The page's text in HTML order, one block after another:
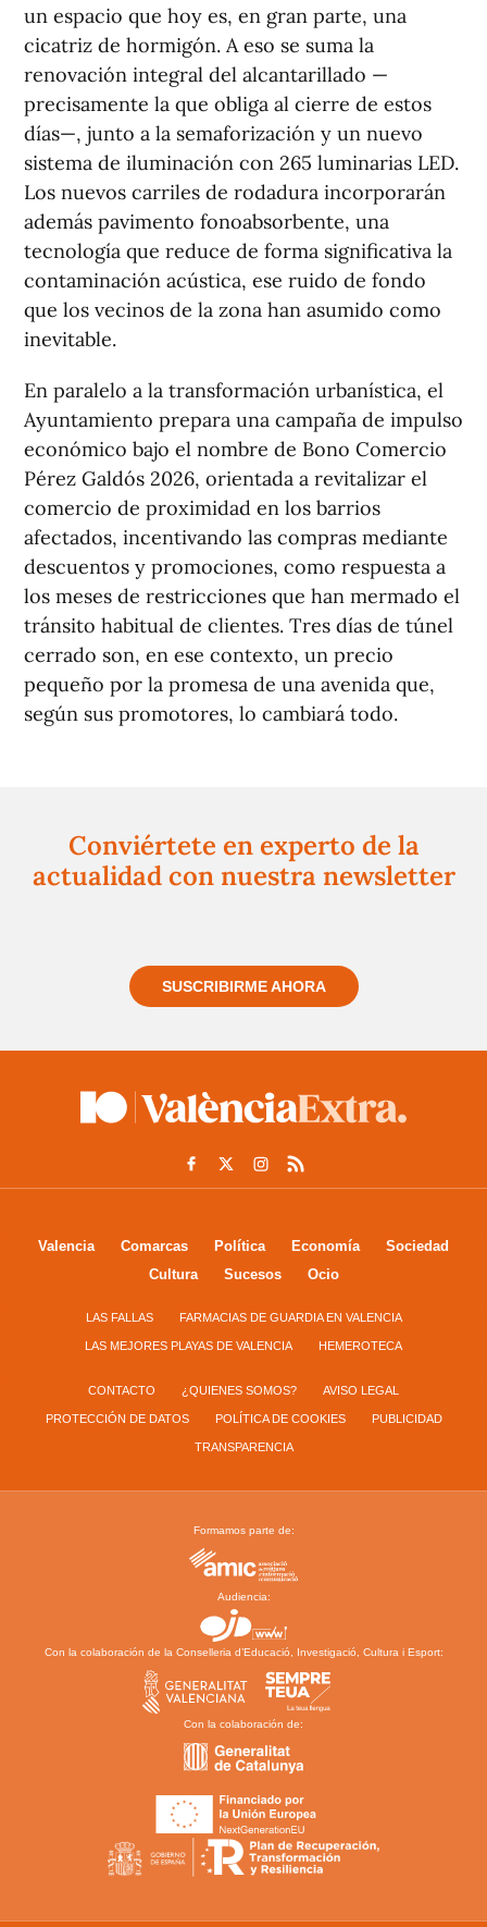
un espacio que hoy es, en gran parte, una
cicatriz de hormigón. A eso se suma la
renovación integral del alcantarillado —
precisamente la que obliga al cierre de estos
días—, junto a la semaforización y un nuevo
sistema de iluminación con 265 luminarias LED.
Los nuevos carriles de rodadura incorporarán
además pavimento fonoabsorbente, una
tecnología que reduce de forma significativa la
contaminación acústica, ese ruido de fondo
que los vecinos de la zona han asumido como
inevitable.
En paralelo a la transformación urbanística, el
Ayuntamiento prepara una campaña de impulso
económico bajo el nombre de Bono Comercio
Pérez Galdós 2026, orientada a revitalizar el
comercio de proximidad en los barrios
afectados, incentivando las compras mediante
descuentos y promociones, como respuesta a
los meses de restricciones que han mermado el
tránsito habitual de clientes. Tres días de túnel
cerrado son, en ese contexto, un precio
pequeño por la promesa de una avenida que,
según sus promotores, lo cambiará todo.
Conviértete en experto de la
actualidad con nuestra newsletter
SUSCRIBIRME AHORA
Valencia Comarcas Política Economía
Sociedad
Cultura
Sucesos Ocio
LAS FALLAS FARMACIAS DE GUARDIA EN VALENCIA
LAS MEJORES PLAYAS DE VALENCIA HEMEROTECA
CONTACTO ¿QUIENES SOMOS? AVISO LEGAL
PROTECCIÓN DE DATOS POLÍTICA DE COOKIES PUBLICIDAD
TRANSPARENCIA
Formamos parte de:
Audiencia:
Con la colaboración de la Conselleria d’Educació, Investigació, Cultura i Esport:
Con la colaboración de: